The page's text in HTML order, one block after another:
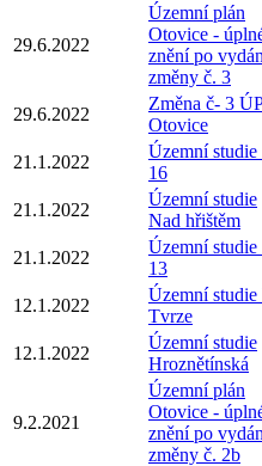
29.6.2022
Územní plán
Otovice -
znění po
změny č. 3
29.6.2022
Změna č- 3
Otovice
21.1.2022
Územní studie
16
21.1.2022
Územní studie
Nad hřištěm
21.1.2022
Územní studie
13
12.1.2022
Územní
Tvrze
12.1.2022
Územní studie
Hroznětínská
9.2.2021
Územní plán
Otovice -
znění po
změny č. 2b